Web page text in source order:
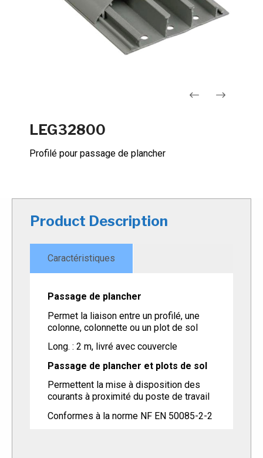
de
LEG32800
Profilé pour passage de plancher
Product Description
Caractéristiques
Passage de plancher
Permet la liaison entre un profilé, une
colonne, colonnette ou un plot de sol
Long. : 2 m, livré avec couvercle
Passage de plancher et plots de sol
Permettent la mise à disposition des
courants à proximité du poste de travail
Conformes à la norme NF EN 50085-2-2